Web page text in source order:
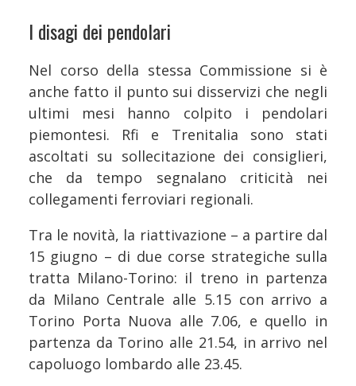
I disagi dei pendolari
Nel corso della stessa Commissione si è
anche fatto il punto sui disservizi che negli
ultimi mesi hanno colpito i pendolari
piemontesi. Rfi e Trenitalia sono stati
ascoltati su sollecitazione dei consiglieri,
che da tempo segnalano criticità nei
collegamenti ferroviari regionali.
Tra le novità, la riattivazione – a partire dal
15 giugno – di due corse strategiche sulla
tratta Milano-Torino: il treno in partenza
da Milano Centrale alle 5.15 con arrivo a
Torino Porta Nuova alle 7.06, e quello in
partenza da Torino alle 21.54, in arrivo nel
capoluogo lombardo alle 23.45.